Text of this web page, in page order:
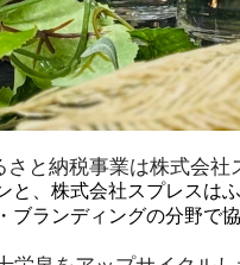
と納税事業は株式会
と、株式会社スプレスは
ブランディングの分野で